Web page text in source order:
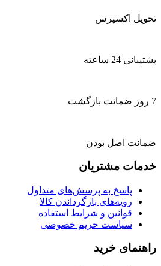
تحویل اکسپرس
پشتیبانی 24 ساعته
7 روز ضمانت بازگشت
ضمانت اصل بودن
خدمات مشتریان
پاسخ به پرسش‌های متداول
رویه‌های بازگرداندن کالا
قوانین و شرایط استفاده
سیاست حریم خصوصی
راهنمای خرید